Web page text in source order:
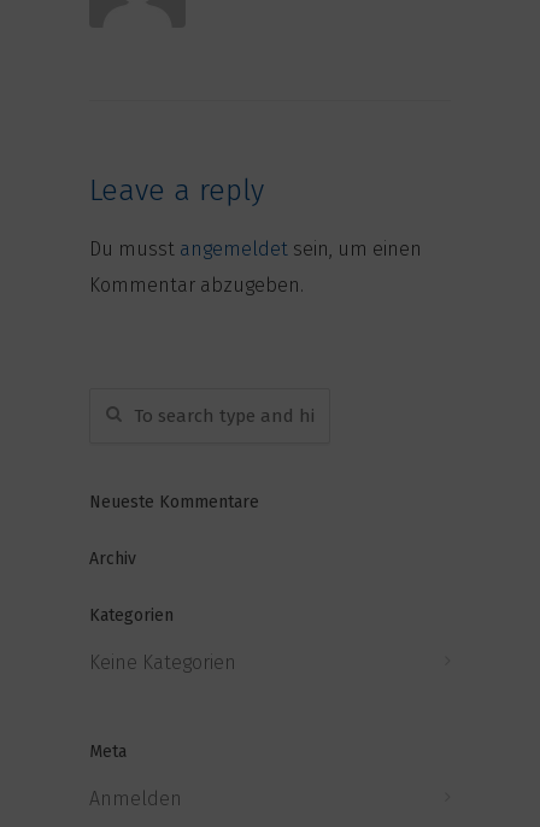
Leave a reply
Du musst angemeldet sein, um einen
Kommentar abzugeben.
Neueste Kommentare
Archiv
Kategorien
Keine Kategorien
Meta
Anmelden